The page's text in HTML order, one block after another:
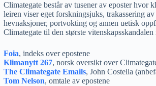
Climategate består av tusener av eposter hvor
leiren viser eget forskningsjuks, trakassering
hevnaksjoner, portvokting og annen uetisk
Climategate til den største vitenskapsskandalen
Foia, indeks over epostene
Klimanytt 267, norsk oversikt over
The Climategate Emails, John Costella
Tom Nelson, omtale av epostene